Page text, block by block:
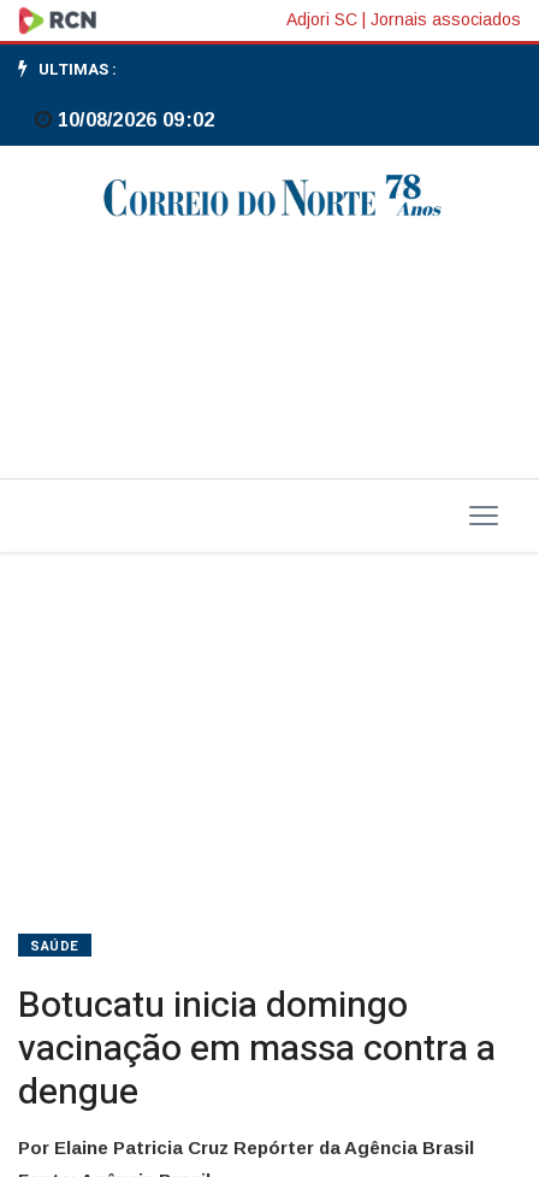
Botucatu
inicia
domingo
vacinação
Adjori SC Jornais associados
ULTIMAS :
10/08/2026 09:02
SAÚDE
Botucatu inicia domingo
vacinação em massa contra a
dengue
Por Elaine Patricia Cruz Repórter da Agência Brasil